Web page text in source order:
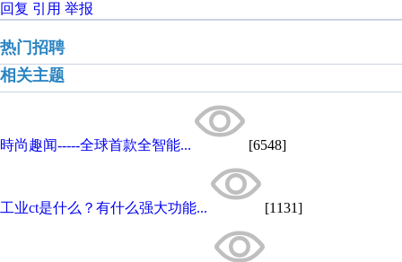
回复 引用 举报
热门招聘
相关主题
時尚趣闻-----全球首款全智能... [6548]
工业ct是什么？有什么强大功能... [1131]